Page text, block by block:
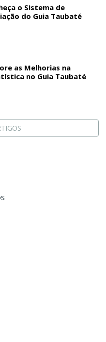
o Sistema de
do Guia Taubaté
as Melhorias na
no Guia Taubaté